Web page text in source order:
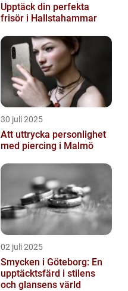
Upptäck din perfekta
frisör i Hallstahammar
30 juli 2025
Att uttrycka personlighet
med piercing i Malmö
02 juli 2025
Smycken i Göteborg: En
upptäcktsfärd i stilens
och glansens värld